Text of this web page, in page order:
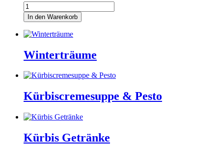
Erwachsene
16.09.26
14:00
-
19:00
Uhr
Menge
In den Warenkorb
Winterträume
Kürbiscremesuppe & Pesto
Kürbis Getränke